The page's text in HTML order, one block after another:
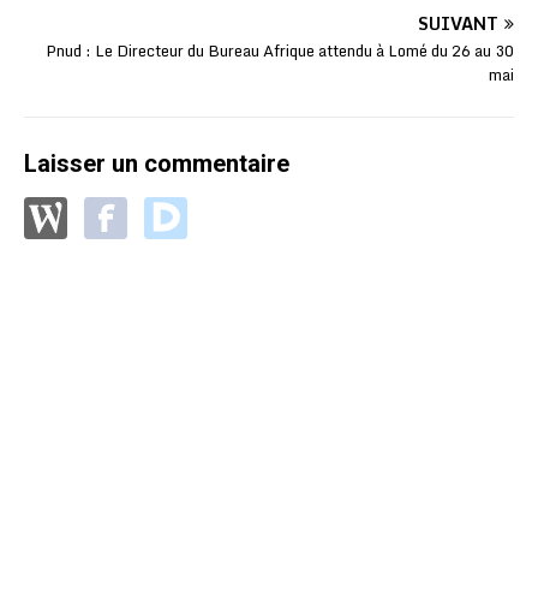
SUIVANT
Pnud : Le Directeur du Bureau Afrique attendu à Lomé du 26 au 30
mai
Laisser un commentaire